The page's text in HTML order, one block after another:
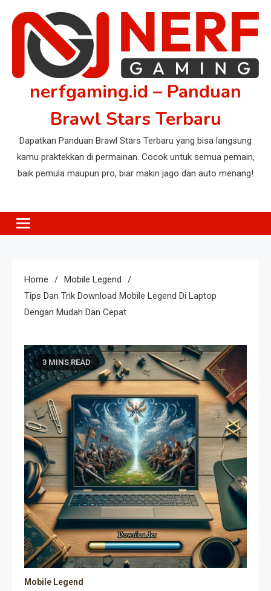
content
nerfgaming.id – Panduan
Brawl Stars Terbaru
Dapatkan Panduan Brawl Stars Terbaru yang bisa langsung
kamu praktekkan di permainan. Cocok untuk semua pemain,
baik pemula maupun pro, biar makin jago dan auto menang!
Home
Mobile Legend
Tips Dan Trik Download Mobile Legend Di Laptop
Dengan Mudah Dan Cepat
3 MINS READ
Mobile Legend